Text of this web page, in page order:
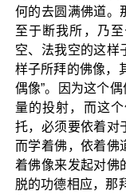
何的去圆满佛道。
至于断我所，乃
空、法我空的这样
样子所拜的佛像，
偶像”。因为这个
量的投射，而这
托，必须要依着对
而学着佛，依着佛
着佛像来发起对佛
脱的功德相应，那